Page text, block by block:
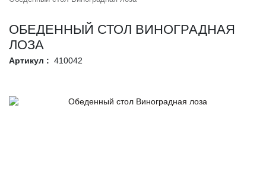
ОБЕДЕННЫЙ СТОЛ ВИНОГРАДНАЯ
ЛОЗА
Артикул : 410042